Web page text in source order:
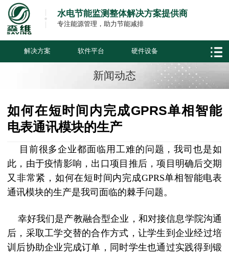
水电节能监测整体解决方案提供商
专注能源管理，助力节能减排
解决方案 软件平台 硬件设备
新闻动态
如何在短时间内完成GPRS单相智能
电表通讯模块的生产
目前很多企业都面临用工难的问题，我司也是如
此，由于疫情影响，出口项目推后，项目明确后交期
又非常紧，如何在短时间内完成GPRS单相智能电表
通讯模块的生产是我司面临的棘手问题。
幸好我们是产教融合型企业，和对接信息学院沟通
后，采取工学交替的合作方式，让学生到企业经过培
训后协助企业完成订单，同时学生也通过实践得到锻